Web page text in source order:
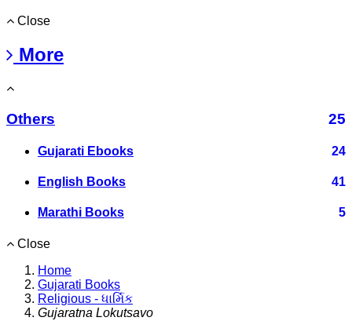
Close
More
Others 25
Gujarati Ebooks 24
English Books 41
Marathi Books 5
Close
Home
Gujarati Books
Religious - ધાર્મિક
Gujaratna Lokutsavo